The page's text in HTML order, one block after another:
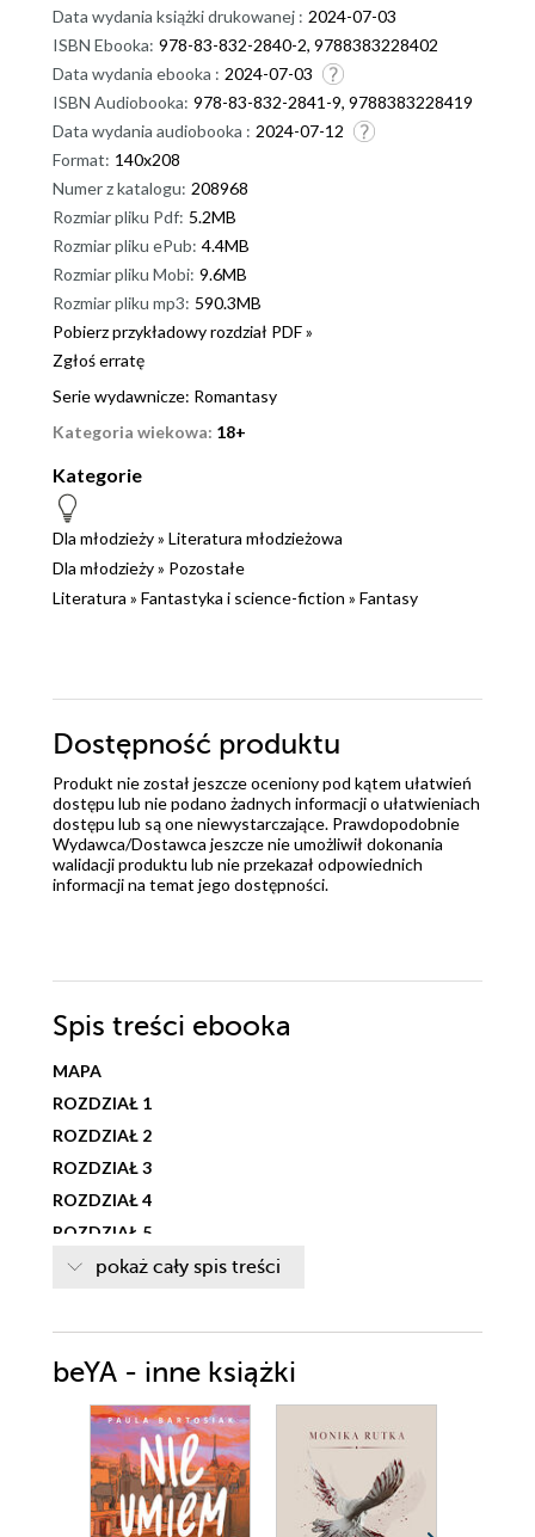
Data wydania książki drukowanej : 2024-07-03
ISBN Ebooka: 978-83-832-2840-2, 9788383228402
Data wydania ebooka : 2024-07-03
ISBN Audiobooka: 978-83-832-2841-9, 9788383228419
Data wydania audiobooka : 2024-07-12
Format: 140x208
Numer z katalogu: 208968
Rozmiar pliku Pdf: 5.2MB
Rozmiar pliku ePub: 4.4MB
Rozmiar pliku Mobi: 9.6MB
Rozmiar pliku mp3: 590.3MB
Pobierz przykładowy rozdział PDF »
Zgłoś erratę
Serie wydawnicze: Romantasy
Kategoria wiekowa: 18+
Kategorie
Dla młodzieży» Literatura młodzieżowa
Dla młodzieży» Pozostałe
Literatura » Fantastyka i science-fiction » Fantasy
Dostępność produktu
Produkt nie został jeszcze oceniony pod kątem ułatwień
dostępu lub nie podano żadnych informacji o ułatwieniach
dostępu lub są one niewystarczające. Prawdopodobnie
Wydawca/Dostawca jeszcze nie umożliwił dokonania
walidacji produktu lub nie przekazał odpowiednich
informacji na temat jego dostępności.
Spis treści ebooka
MAPA
ROZDZIAŁ 1
ROZDZIAŁ 2
ROZDZIAŁ 3
ROZDZIAŁ 4
ROZDZIAŁ 5
ROZDZIAŁ 6
ROZDZIAŁ 8
ROZDZIAŁ 9
ROZDZIAŁ 11
ROZDZIAŁ 12
ROZDZIAŁ 13
ROZDZIAŁ 14
pokaż cały spis treści
beYA - inne książki